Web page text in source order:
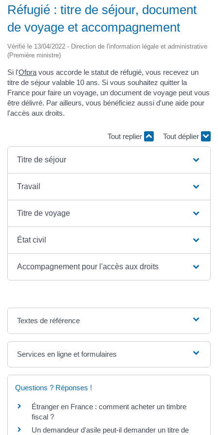
Réfugié : titre de séjour, document
de voyage et accompagnement
Vérifié le 13/04/2022 - Direction de l'information légale et administrative
(Première ministre)
Si l'Ofpravous accorde le statut de réfugié, vous recevez un
titre de séjour valable 10 ans. Si vous souhaitez quitter la
France pour faire un voyage, un document de voyage peut vous
être délivré. Par ailleurs, vous bénéficiez aussi d'une aide pour
l'accès aux droits.
Tout replier Tout déplier
Titre de séjour
Travail
Titre de voyage
État civil
Accompagnement pour l'accès aux droits
Textes de référence
Services en ligne et formulaires
Questions ? Réponses !
Étranger en France : comment acheter un timbre
fiscal ?
Un demandeur d'asile peut-il demander un titre de